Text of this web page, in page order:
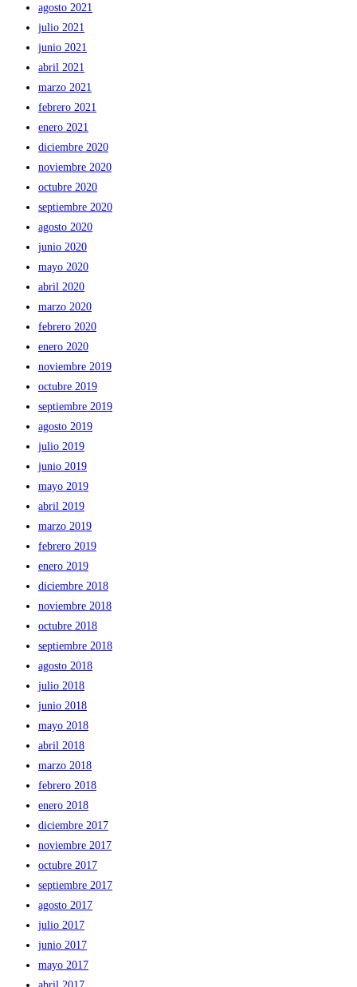
agosto 2021
julio 2021
junio 2021
abril 2021
marzo 2021
febrero 2021
enero 2021
diciembre 2020
noviembre 2020
octubre 2020
septiembre 2020
agosto 2020
junio 2020
mayo 2020
abril 2020
marzo 2020
febrero 2020
enero 2020
noviembre 2019
octubre 2019
septiembre 2019
agosto 2019
julio 2019
junio 2019
mayo 2019
abril 2019
marzo 2019
febrero 2019
enero 2019
diciembre 2018
noviembre 2018
octubre 2018
septiembre 2018
agosto 2018
julio 2018
junio 2018
mayo 2018
abril 2018
marzo 2018
febrero 2018
enero 2018
diciembre 2017
noviembre 2017
octubre 2017
septiembre 2017
agosto 2017
julio 2017
junio 2017
mayo 2017